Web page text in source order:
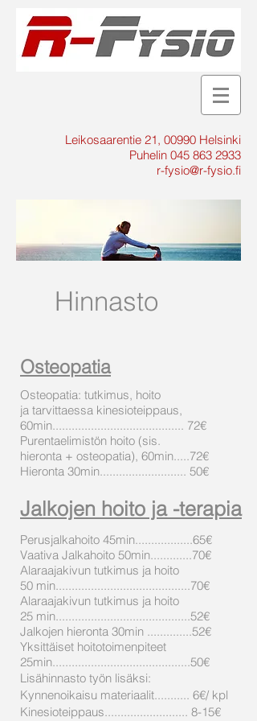
Leikosaarentie 21, 00990 Helsinki
Puhelin 045 863 2933
r-fysio@r-fysio.fi
Hinnasto
Osteopatia
Osteopatia: tutkimus, hoito
ja tarvittaessa kinesioteippaus,
60min......................................... 72€
Purentaelimistön hoito (sis.
hieronta + osteopatia), 60min.....72€
Hieronta 30min........................... 50€
Jalkojen hoito ja -terapia
Perusjalkahoito 45min..................65€
Vaativa Jalkahoito 50min.............70€
Alaraajakivun tutkimus ja hoito
50 min..........................................70€
Alaraajakivun tutkimus ja hoito
25 min..........................................52€
Jalkojen hieronta 30min ..............52€
Yksittäiset hoitotoimenpiteet
25min...........................................50€
Lisähinnasto työn lisäksi:
Kynnenoikaisu materiaalit........... 6€/ kpl
Kinesioteippaus.......................... 8-15€